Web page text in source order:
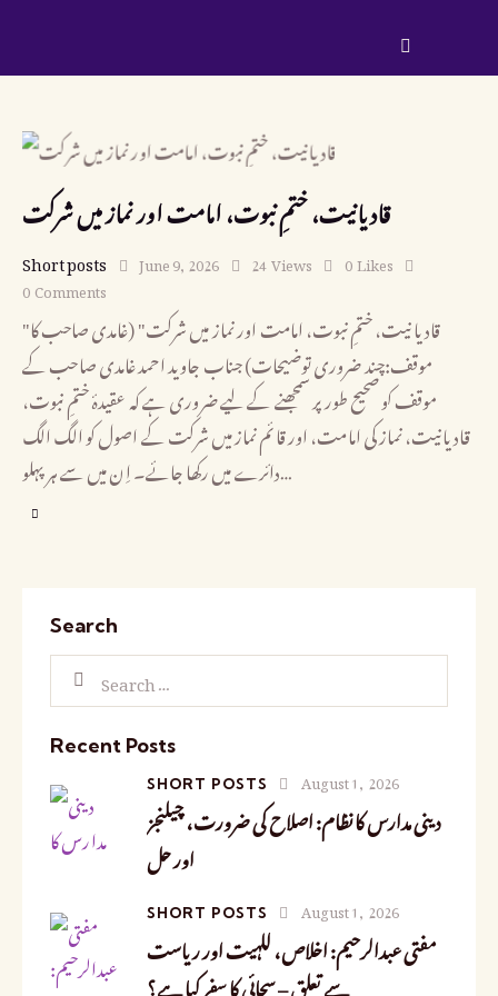
قادیانیت، ختمِ نبوت، امامت اور نماز میں شرکت
Short posts June 9, 2026 24Views 0Likes
0Comments
"قادیانیت، ختمِ نبوت، امامت اور نماز میں شرکت" (غامدی صاحب کا
موقف:چند ضروری توضیحات) جناب جاوید احمد غامدی صاحب کے
موقف کو صحیح طور پر سمجھنے کے لیے ضروری ہے کہ عقیدۂ ختمِ نبوت،
قادیانیت، نماز کی امامت، اور قائم نماز میں شرکت کے اصول کو الگ الگ
دائرے میں رکھا جائے۔ اِن میں سے ہر پہلو…
Search
Recent Posts
SHORT POSTS August 1, 2026
دینی مدارس کا نظام: اصلاح کی ضرورت، چیلنجز
اور حل
SHORT POSTS August 1, 2026
مفتی عبدالرحیم: اخلاص، للہیت اور ریاست
سے تعلق – سچائی کا سفر کیا ہے؟